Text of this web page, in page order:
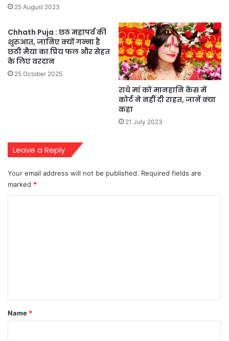
25 August 2023
Chhath Puja : छठ महापर्व की
शुरुआत, जानिए क्यों गन्ना है
छठी मैया का प्रिय फल और सेहत
के लिए वरदान
25 October 2025
राधे मां को मानहानि केस में
कोर्ट ने नहीं दी राहत, जानें क्या
कहा
21 July 2023
Leave a Reply
Your email address will not be published. Required fields are
marked *
*
Name *